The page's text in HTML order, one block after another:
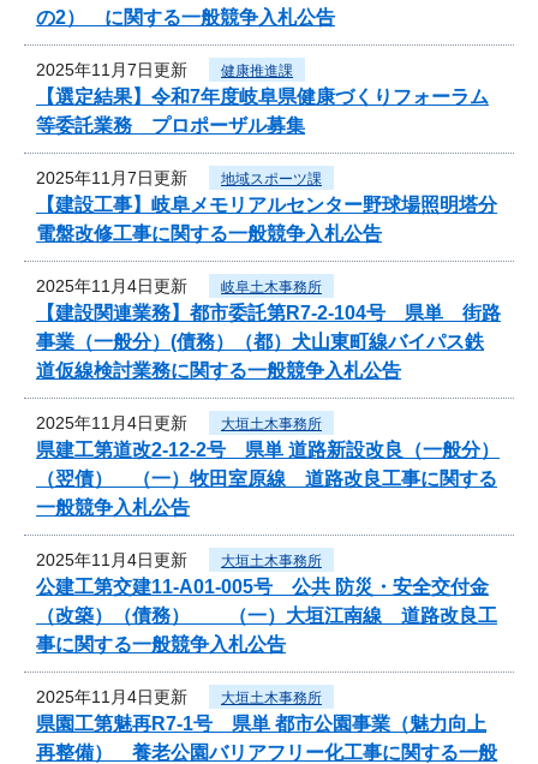
の2） に関する一般競争入札公告
2025年11月7日更新 健康推進課
【選定結果】令和7年度岐阜県健康づくりフォーラム
等委託業務 プロポーザル募集
2025年11月7日更新 地域スポーツ課
【建設工事】岐阜メモリアルセンター野球場照明塔分
電盤改修工事に関する一般競争入札公告
2025年11月4日更新 岐阜土木事務所
【建設関連業務】都市委託第R7-2-104号 県単 街路
事業（一般分）(債務）（都）犬山東町線バイパス鉄
道仮線検討業務に関する一般競争入札公告
2025年11月4日更新 大垣土木事務所
県建工第道改2-12-2号 県単 道路新設改良（一般分）
（翌債） （一）牧田室原線 道路改良工事に関する
一般競争入札公告
2025年11月4日更新 大垣土木事務所
公建工第交建11-A01-005号 公共 防災・安全交付金
（改築）（債務） （一）大垣江南線 道路改良工
事に関する一般競争入札公告
2025年11月4日更新 大垣土木事務所
県園工第魅再R7-1号 県単 都市公園事業（魅力向上
再整備） 養老公園バリアフリー化工事に関する一般